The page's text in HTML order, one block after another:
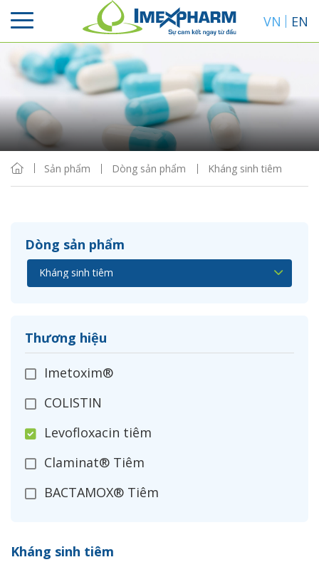
VN EN
Sản phẩm Dòng sản phẩm Kháng sinh tiêm
Dòng sản phẩm
Thương hiệu
Imetoxim®
COLISTIN
Levofloxacin tiêm
Claminat® Tiêm
BACTAMOX® Tiêm
Ceftizoxim®
Kháng sinh tiêm
Sắp xếp
Hiển thị